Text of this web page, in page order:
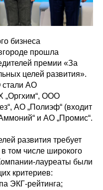
бизнеса
прошла
премии «За
целей развития».
АО
„Оргхим“, ООО
АО „Полиэф“ (входит
и АО „Промис“.
развития требует
том числе широкого
лауреаты были
критериев:
ЭКГ-рейтинга;